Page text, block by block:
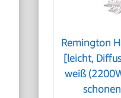
Remington
[leicht,
weiß